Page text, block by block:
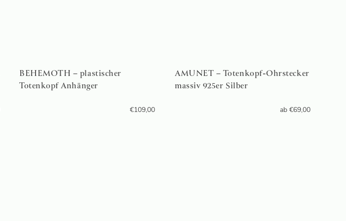
BEHEMOTH – plastischer
Totenkopf Anhänger
€109,00
AMUNET – Totenkopf-Ohrstecker
massiv 925er Silber
ab €69,00